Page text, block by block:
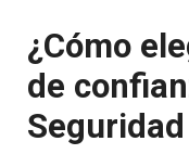
¿Cómo
de